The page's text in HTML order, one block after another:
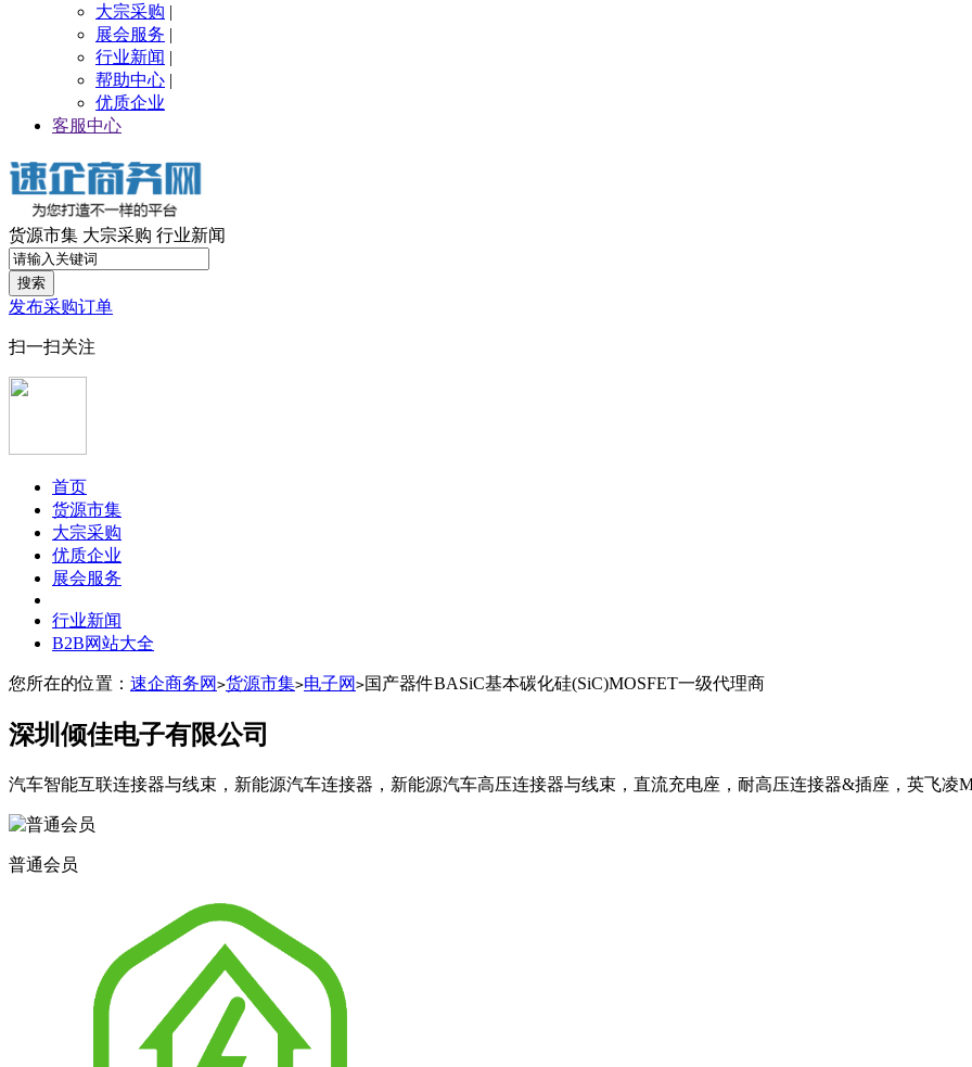
大宗采购 |
展会服务 |
行业新闻 |
帮助中心 |
优质企业
客服中心
货源市集 大宗采购 行业新闻
搜索
发布采购订单
扫一扫关注
首页
货源市集
大宗采购
优质企业
展会服务
行业新闻
B2B网站大全
您所在的位置： 速企商务网 >货源市集>电子网 >国产器件BASiC基本碳化硅(SiC)MOSFET一级代理商
深圳倾佳电子有限公司
汽车智能互联连接器与线束，新能源汽车连接器，新能源汽车高压连接器与线束，直流充电座，耐高压连接器&插座，英飞凌
普通会员